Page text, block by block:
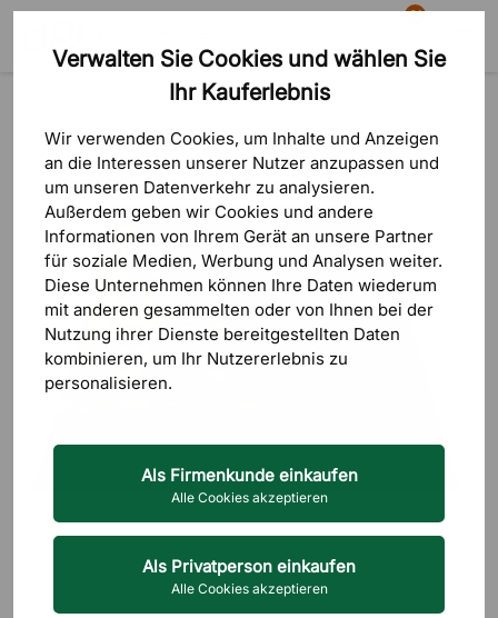
Verwalten Sie Cookies und wählen Sie
Ihr Kauferlebnis
Wir verwenden Cookies, um Inhalte und Anzeigen
an die Interessen unserer Nutzer anzupassen und
um unseren Datenverkehr zu analysieren.
Außerdem geben wir Cookies und andere
Informationen von Ihrem Gerät an unsere Partner
für soziale Medien, Werbung und Analysen weiter.
Diese Unternehmen können Ihre Daten wiederum
mit anderen gesammelten oder von Ihnen bei der
Nutzung ihrer Dienste bereitgestellten Daten
kombinieren, um Ihr Nutzererlebnis zu
personalisieren.
Als Firmenkunde einkaufen
Alle Cookies akzeptieren
Als Privatperson einkaufen
Alle Cookies akzeptieren
Suche
81
Warenkorb
Inneneinrichtung Fußmatten & Teppiche